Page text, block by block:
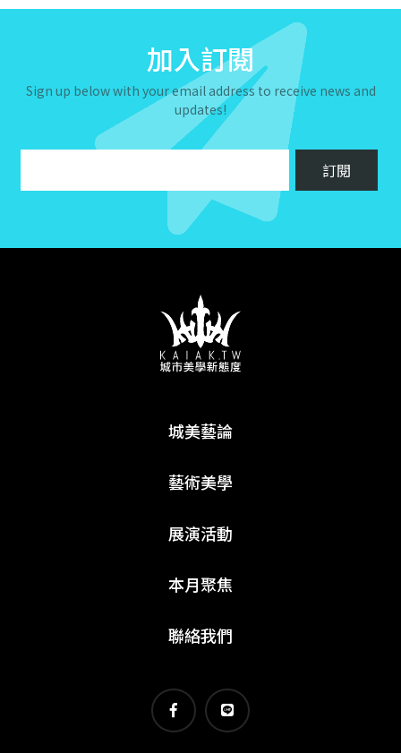
加入訂閱
Sign up below with your email address to receive news and
updates!
城美藝論
藝術美學
展演活動
本月聚焦
聯絡我們